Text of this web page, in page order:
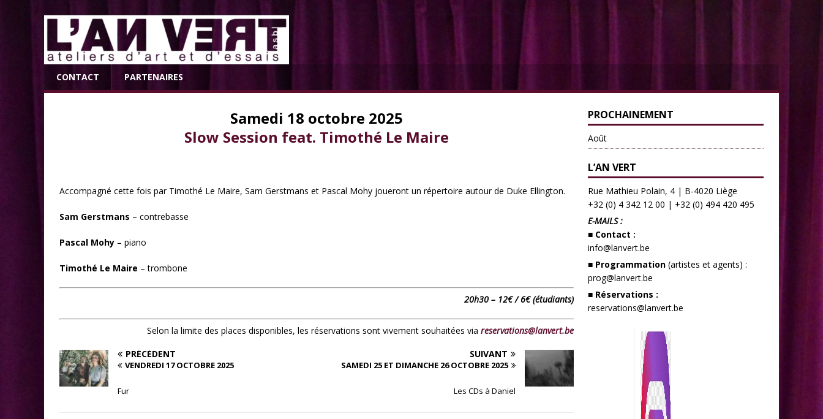
CONTACT PARTENAIRES
Samedi 18 octobre 2025
Slow Session feat. Timothé Le Maire
Accompagné cette fois par Timothé Le Maire, Sam Gerstmans et Pascal Mohy joueront un répertoire autour de Duke Ellington.
Sam Gerstmans – contrebasse
Pascal Mohy – piano
Timothé Le Maire – trombone
20h30 – 12€ / 6€ (étudiants)
Selon la limite des places disponibles, les réservations sont vivement souhaitées via reservations@lanvert.be
PRÉCÉDENT
VENDREDI 17 OCTOBRE 2025
Fur
SUIVANT
SAMEDI 25 ET DIMANCHE 26 OCTOBRE 2025
Les CDs à Daniel
PROCHAINEMENT
Août
L’AN VERT
Rue Mathieu Polain, 4 | B-4020 Liège
+32 (0) 4 342 12 00 | +32 (0) 494 420 495
E-MAILS :
■ Contact :
info@lanvert.be
■ Programmation(artistes et agents) :
prog@lanvert.be
■ Réservations :
reservations@lanvert.be